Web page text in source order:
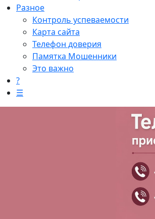
Разное
Контроль успеваемости
Карта сайта
Телефон доверия
Памятка Мошенники
Это важно
?
☰